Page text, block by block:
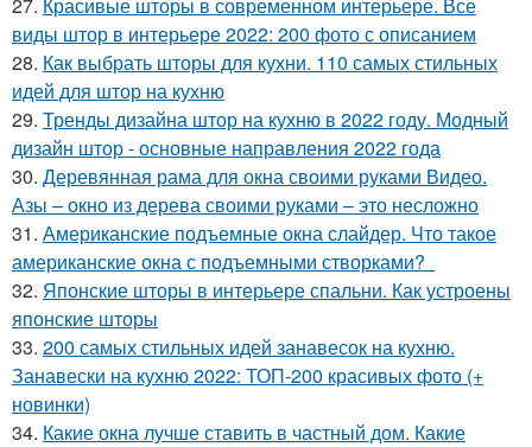
27. Красивые шторы в современном интерьере. Все
виды штор в интерьере 2022: 200 фото с описанием
28. Как выбрать шторы для кухни. 110 самых стильных
идей для штор на кухню
29. Тренды дизайна штор на кухню в 2022 году. Модный
дизайн штор - основные направления 2022 года
30. Деревянная рама для окна своими руками Видео.
Азы – окно из дерева своими руками – это несложно
31. Американские подъемные окна слайдер. Что такое
американские окна с подъемными створками?
32. Японские шторы в интерьере спальни. Как устроены
японские шторы
33. 200 самых стильных идей занавесок на кухню.
Занавески на кухню 2022: ТОП-200 красивых фото (+
новинки)
34. Какие окна лучше ставить в частный дом. Какие